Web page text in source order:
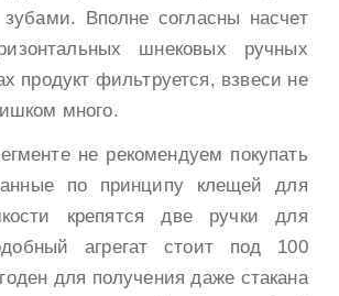
Вполне согласны насчет
шнековых ручных
продукт фильтруется, взвеси не
много.
не рекомендуем покупать
по принципу клещей для
крепятся две ручки для
агрегат стоит под 100
для получения даже стакана